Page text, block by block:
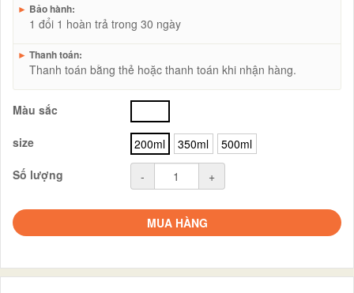
► Bảo hành:
1 đổi 1 hoàn trả trong 30 ngày
► Thanh toán:
Thanh toán bằng thẻ hoặc thanh toán khi nhận hàng.
Màu sắc
size
200ml 350ml
500ml
Số lượng
- +
MUA HÀNG